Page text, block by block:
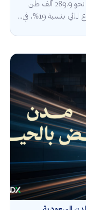
سجل إنتاج الثروة السمكية في السعودية نحو 289.9 ألف طن